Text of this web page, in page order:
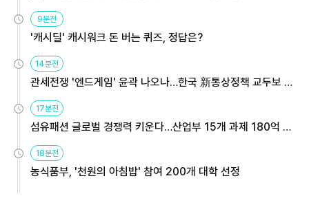
9분전
'캐시딜' 캐시워크 돈 버는 퀴즈, 정답은?
14분전
관세전쟁 '엔드게임' 윤곽 나오나…한국 新통상정책 교두보 활
17분전
섬유패션 글로벌 경쟁력 키운다…산업부 15개 과제 180억 지
18분전
농식품부, '천원의 아침밥' 참여 200개 대학 선정